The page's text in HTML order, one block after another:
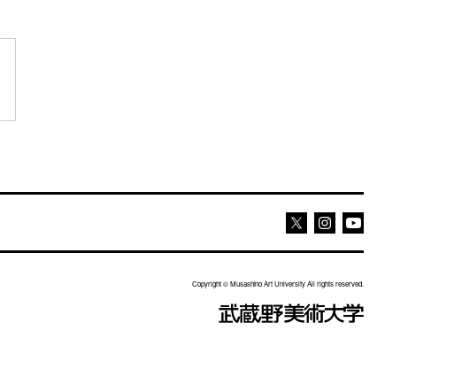
Youtube
Copyright © Musashino Art University All rights reserved.